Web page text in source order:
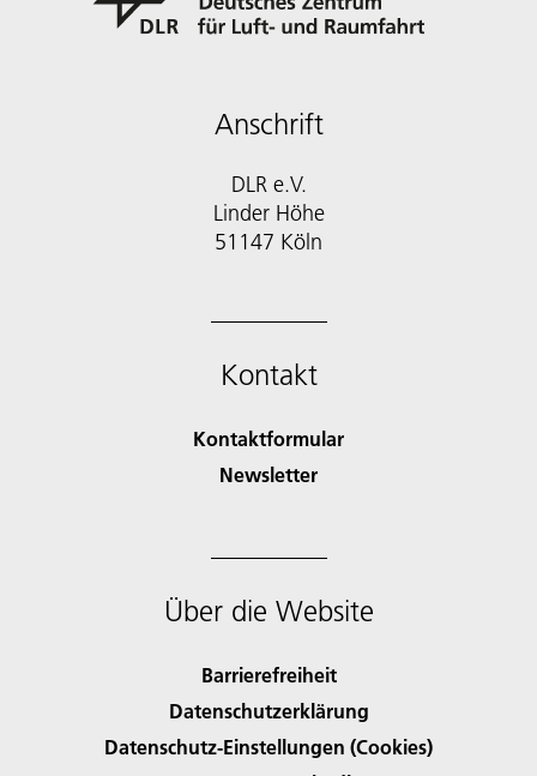
Anschrift
DLR e.V.
Linder Höhe
51147 Köln
Kontakt
Kontaktformular
Newsletter
Über die Website
Barrierefreiheit
Datenschutzerklärung
Datenschutz-Einstellungen (Cookies)